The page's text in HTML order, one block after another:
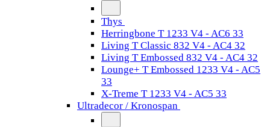
Thys
Herringbone T 1233 V4 - AC6 33
Living T Classic 832 V4 - AC4 32
Living T Embossed 832 V4 - AC4 32
Lounge+ T Embossed 1233 V4 - AC5
33
X-Treme T 1233 V4 - AC5 33
Ultradecor / Kronospan